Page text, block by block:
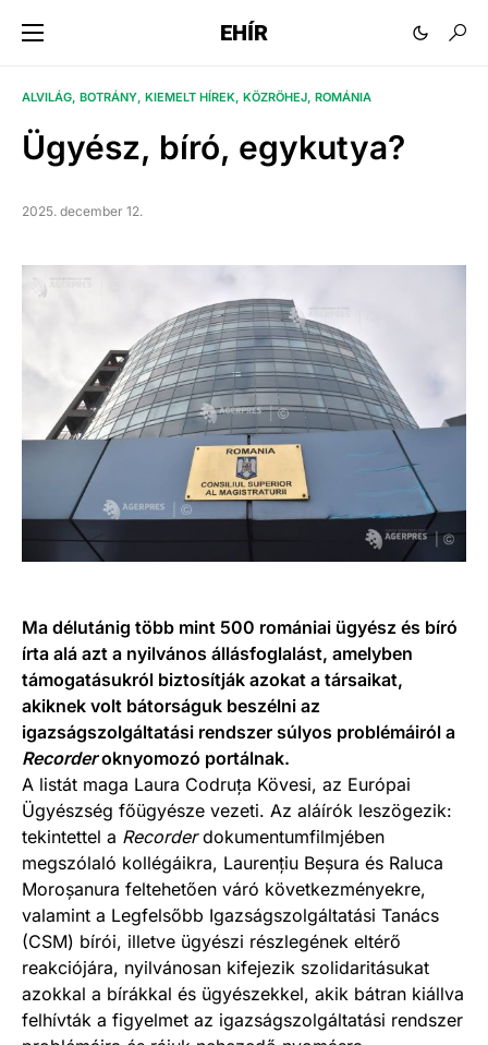
EHÍR
ALVILÁG BOTRÁNY KIEMELT HÍREK KÖZRÖHEJ ROMÁNIA
Ügyész, bíró, egykutya?
2025. december 12.
Ma délutánig több mint 500 romániai ügyész és bíró
írta alá azt a nyilvános állásfoglalást, amelyben
támogatásukról biztosítják azokat a társaikat,
akiknek volt bátorságuk beszélni az
igazságszolgáltatási rendszer súlyos problémáiról a
Recorderoknyomozó portálnak.
A listát maga Laura Codruța Kövesi, az Európai
Ügyészség főügyésze vezeti. Az aláírók leszögezik:
tekintettel a Recorderdokumentumfilmjében
megszólaló kollégáikra, Laurențiu Beșura és Raluca
Moroșanura feltehetően váró következményekre,
valamint a Legfelsőbb Igazságszolgáltatási Tanács
(CSM) bírói, illetve ügyészi részlegének eltérő
reakciójára, nyilvánosan kifejezik szolidaritásukat
azokkal a bírákkal és ügyészekkel, akik bátran kiállva
felhívták a figyelmet az igazságszolgáltatási rendszer